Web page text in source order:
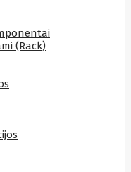
(Rack)